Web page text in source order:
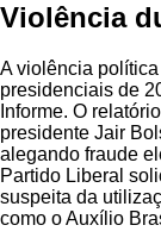
Violência
A violência
presidenciais de
Informe. O
presidente Jair
alegando fraude
Partido Liberal
suspeita da
como o Auxílio